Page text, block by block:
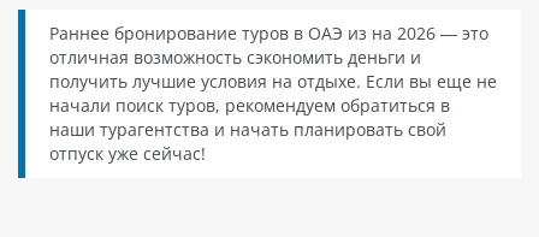
Раннее бронирование туров в ОАЭ из на 2026 — это
отличная возможность сэкономить деньги и
получить лучшие условия на отдыхе. Если вы еще не
начали поиск туров, рекомендуем обратиться в
наши турагентства и начать планировать свой
отпуск уже сейчас!